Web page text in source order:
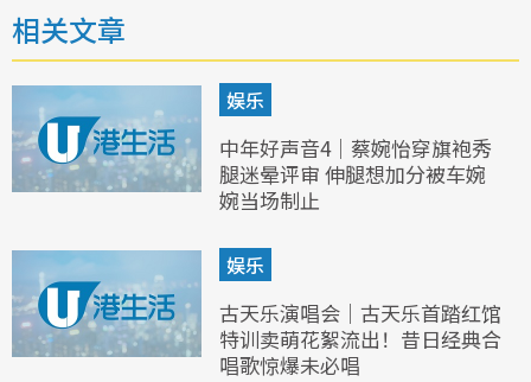
相关文章
娱乐
中年好声音4｜蔡婉怡穿旗袍秀
腿迷晕评审 伸腿想加分被车婉
婉当场制止
娱乐
古天乐演唱会｜古天乐首踏红馆
特训卖萌花絮流出！昔日经典合
唱歌惊爆未必唱